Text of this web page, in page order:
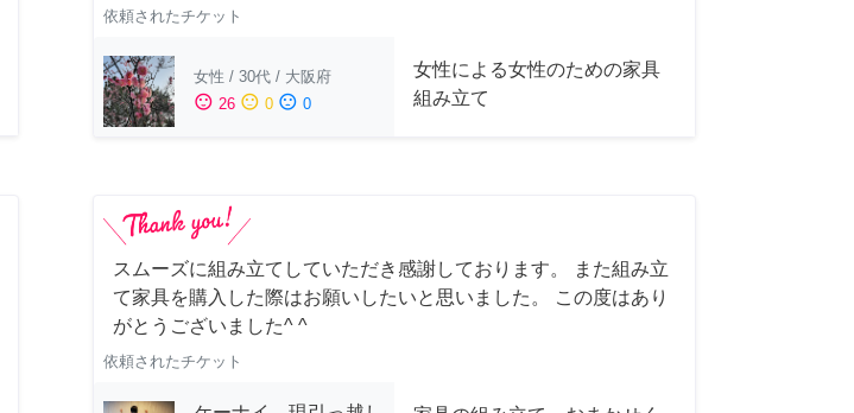
依頼されたチケット
女性 / 30代 / 大阪府
sentiment_satisfied 26 sentiment_neutral 0 sentiment_dissatisfied 0
女性による女性のための家具
組み立て
スムーズに組み立てしていただき感謝しております。 また組み立
て家具を購入した際はお願いしたいと思いました。 この度はあり
がとうございました^ ^
依頼されたチケット